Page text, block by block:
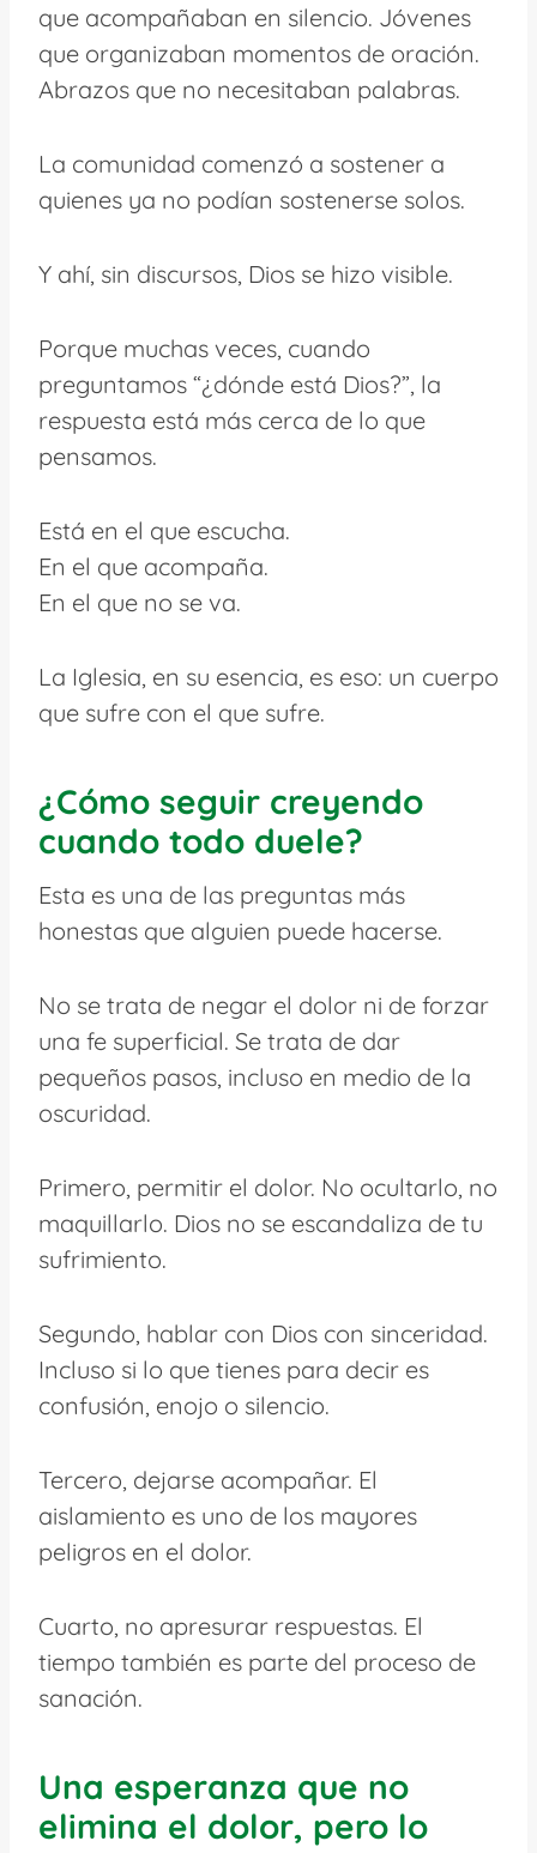
que acompañaban en silencio. Jóvenes
que organizaban momentos de oración.
Abrazos que no necesitaban palabras.
La comunidad comenzó a sostener a
quienes ya no podían sostenerse solos.
Y ahí, sin discursos, Dios se hizo visible.
Porque muchas veces, cuando
preguntamos “¿dónde está Dios?”, la
respuesta está más cerca de lo que
pensamos.
Está en el que escucha.
En el que acompaña.
En el que no se va.
La Iglesia, en su esencia, es eso: un cuerpo
que sufre con el que sufre.
¿Cómo seguir creyendo
cuando todo duele?
Esta es una de las preguntas más
honestas que alguien puede hacerse.
No se trata de negar el dolor ni de forzar
una fe superficial. Se trata de dar
pequeños pasos, incluso en medio de la
oscuridad.
Primero, permitir el dolor. No ocultarlo, no
maquillarlo. Dios no se escandaliza de tu
sufrimiento.
Segundo, hablar con Dios con sinceridad.
Incluso si lo que tienes para decir es
confusión, enojo o silencio.
Tercero, dejarse acompañar. El
aislamiento es uno de los mayores
peligros en el dolor.
Cuarto, no apresurar respuestas. El
tiempo también es parte del proceso de
sanación.
Una esperanza que no
elimina el dolor, pero lo